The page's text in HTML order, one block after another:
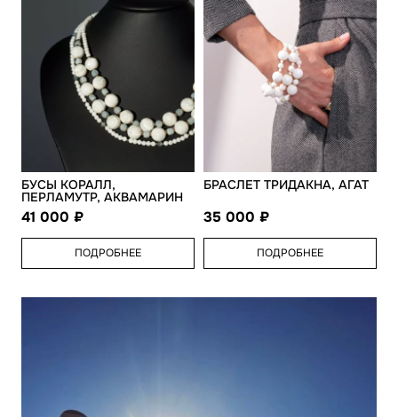
БУСЫ КОРАЛЛ,
ПЕРЛАМУТР, АКВАМАРИН
41 000
ПОДРОБНЕЕ
БРАСЛЕТ ТРИДАКНА, АГАТ
35 000
ПОДРОБНЕЕ